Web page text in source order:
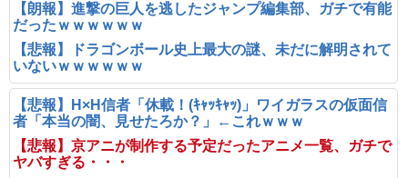
【朗報】進撃の巨人を逃したジャンプ編集部、ガチで有能
だったｗｗｗｗｗｗ
【悲報】ドラゴンボール史上最大の謎、未だに解明されて
いないｗｗｗｗｗｗ
【悲報】H×H信者「休載！(ｷｬｯｷｬｯ)」ワイガラスの仮面信
者「本当の闇、見せたろか？」←これｗｗｗ
【悲報】京アニが制作する予定だったアニメ一覧、ガチで
ヤバすぎる・・・